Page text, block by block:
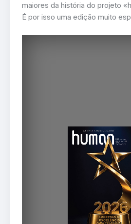
maiores da história do projeto
É por isso uma edição muito